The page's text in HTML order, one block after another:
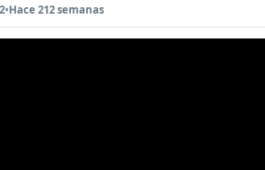
•Hace 212 semanas